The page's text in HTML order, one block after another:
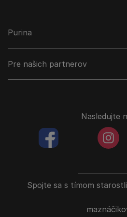
Purina
Pre našich partnerov
Spojte sa s tímom
Nasledujte
facebookColored